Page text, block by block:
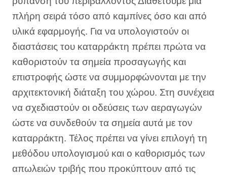
πλήρη σειρά τόσο από καμπίνες όσο και από
υλικά εφαρμογής. Για να υπολογιστούν οι
διαστάσεις του καταρράκτη πρέπει πρώτα να
καθοριστούν τα σημεία προσαγωγής και
επιστροφής ώστε να συμμορφώνονται με την
αρχιτεκτονική διάταξη του χώρου. Στη συνέχεια
να σχεδιαστούν οι οδεύσεις των αεραγωγών
ώστε να συνδεθούν τα σημεία αυτά με τον
καταρράκτη. Τέλος πρέπει να γίνει επιλογή τη
μεθόδου υπολογισμού και ο καθορισμός των
απωλειών τριβής που προκύπτουν από τις